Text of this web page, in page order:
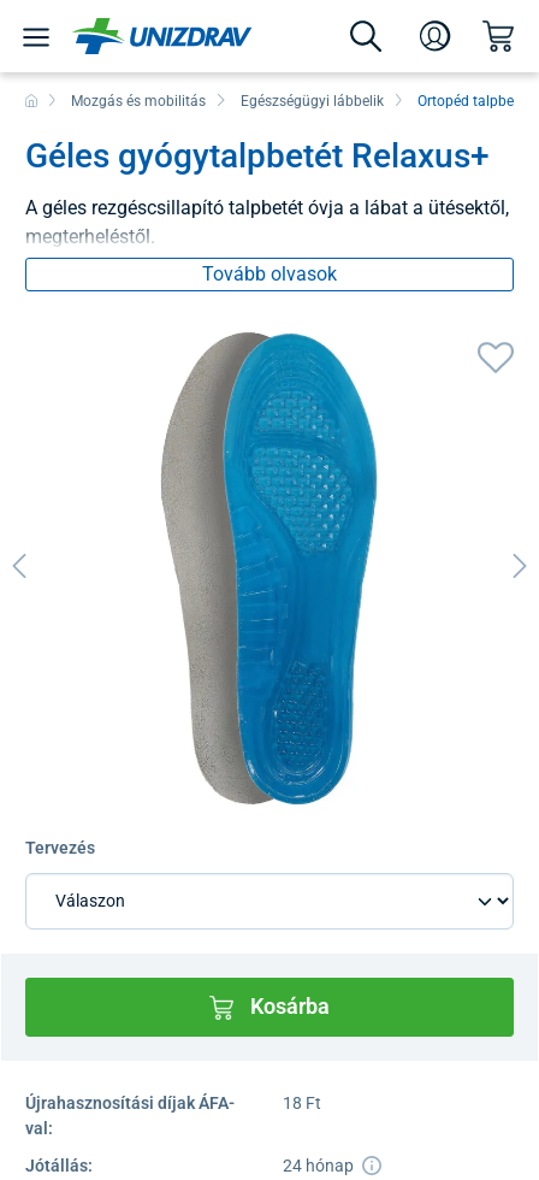
Mozgás és mobilitás Egészségügyi lábbelik Ortopéd
Géles gyógytalpbetét Relaxus+
A géles rezgéscsillapító talpbetét óvja a lábat a ütésektől,
megterheléstől.
Tovább olvasok
Tervezés
Kosárba
Újrahasznosítási díjak ÁFA-
val:
18 Ft
Jótállás: 24 hónap